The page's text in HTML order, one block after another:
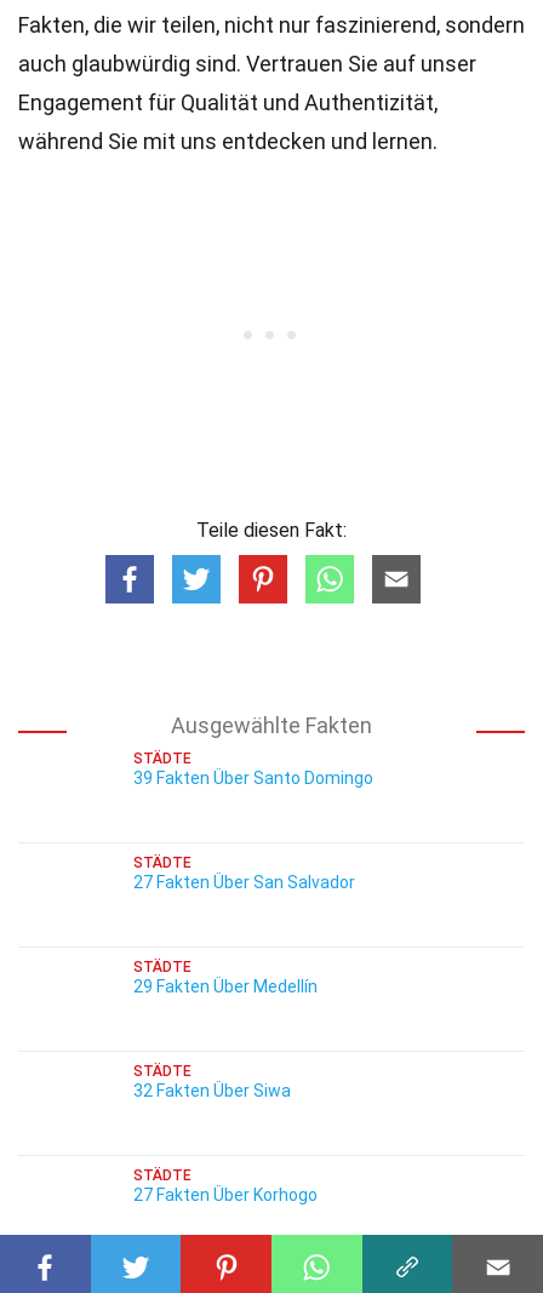
Fakten, die wir teilen, nicht nur faszinierend, sondern
auch glaubwürdig sind. Vertrauen Sie auf unser
Engagement für Qualität und Authentizität,
während Sie mit uns entdecken und lernen.
Teile diesen Fakt:
Ausgewählte Fakten
STÄDTE
39 Fakten Über Santo Domingo
STÄDTE
27 Fakten Über San Salvador
STÄDTE
29 Fakten Über Medellín
STÄDTE
32 Fakten Über Siwa
STÄDTE
27 Fakten Über Korhogo
STÄDTE